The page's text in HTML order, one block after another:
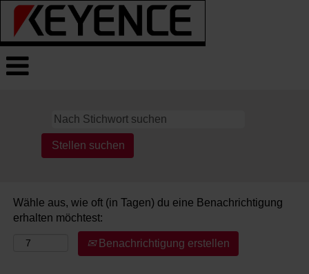
Wähle aus, wie oft (in Tagen) du eine Benachrichtigung
erhalten möchtest:
Benachrichtigung erstellen